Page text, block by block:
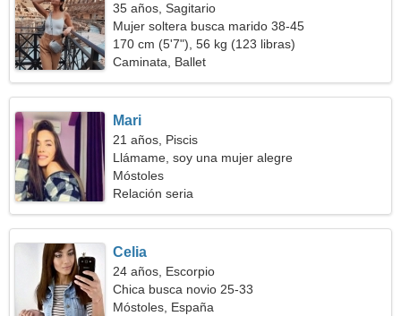
35 años, Sagitario
Mujer soltera busca marido 38-45
170 cm (5'7"), 56 kg (123 libras)
Caminata, Ballet
Mari
21 años, Piscis
Llámame, soy una mujer alegre
Móstoles
Relación seria
Celia
24 años, Escorpio
Chica busca novio 25-33
Móstoles, España